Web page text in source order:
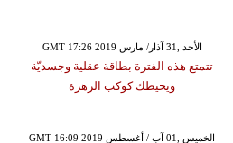
GMT 17:26 2019 الأحد ,31 آذار/ مارس
تتمتع هذه الفترة بطاقة عقلية وجسديّة
ويحيطك كوكب الزهرة
GMT 16:09 2019 الخميس ,01 آب / أغسطس